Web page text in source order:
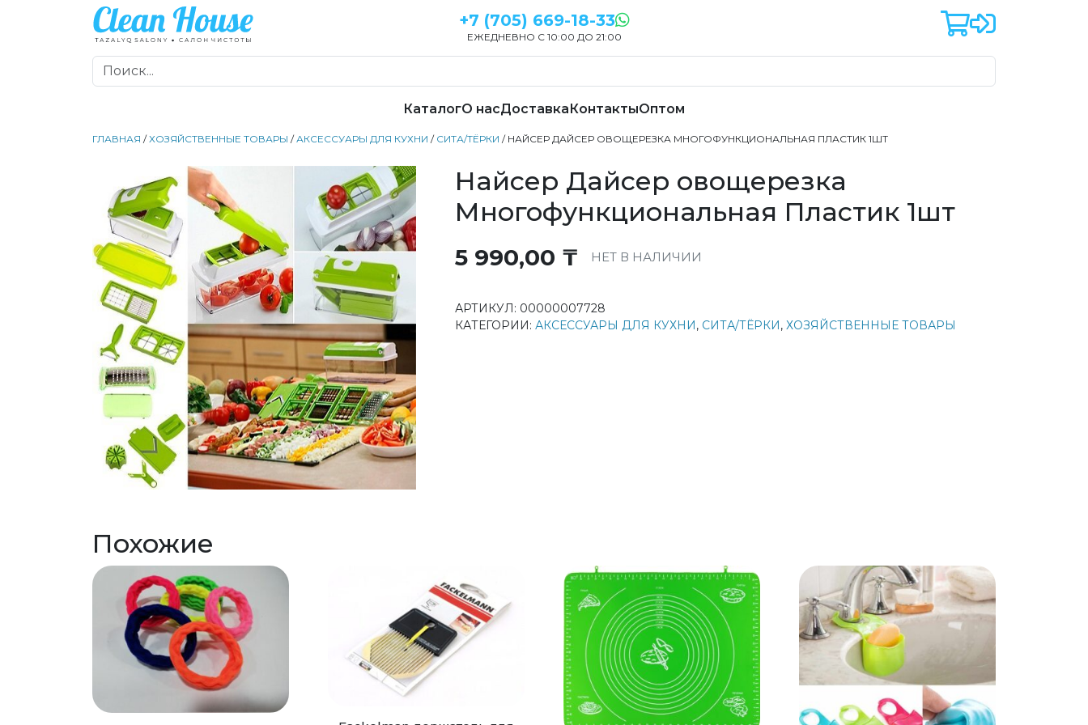
+7 (705) 669-18-33
ЕЖЕДНЕВНО С 10:00 ДО 21:00
КаталогО насДоставкаКонтактыОптом
ГЛАВНАЯ /ХОЗЯЙСТВЕННЫЕ ТОВАРЫ /АКСЕССУАРЫ ДЛЯ КУХНИ / СИТА/ТЁРКИ / НАЙСЕР ДАЙСЕР ОВОЩЕРЕЗКА МНОГОФУНКЦИОНАЛЬНАЯ ПЛАСТИК 1ШТ
Найсер Дайсер овощерезка
Многофункциональная Пластик 1шт
5 990,00 ₸ НЕТ В НАЛИЧИИ
АРТИКУЛ: 00000007728
КАТЕГОРИИ: АКСЕССУАРЫ ДЛЯ КУХНИ, СИТА/ТЁРКИ, ХОЗЯЙСТВЕННЫЕ ТОВАРЫ
Похожие